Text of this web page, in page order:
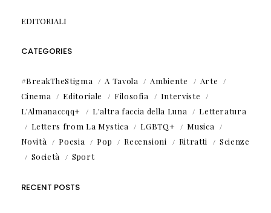
EDITORIALI
CATEGORIES
#BreakTheStigma A Tavola Ambiente
Arte
Cinema
Editoriale Filosofia
Interviste
L'Almanaccqq+
L'altra faccia della Luna
Letteratura
Letters from La Mystica
LGBTQ+
Musica
Novità
Poesia Pop Recensioni Ritratti
Scienze
Società
Sport
RECENT POSTS